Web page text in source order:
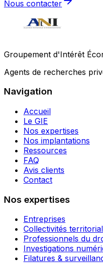
Nous contacter
Groupement d'Intérêt
Agents de recherches
Navigation
Accueil
Le GIE
Nos expertises
Nos implantations
Ressources
FAQ
Avis clients
Contact
Nos expertises
Entreprises
Collectivités
Professionnels du
Investigations
Filatures &